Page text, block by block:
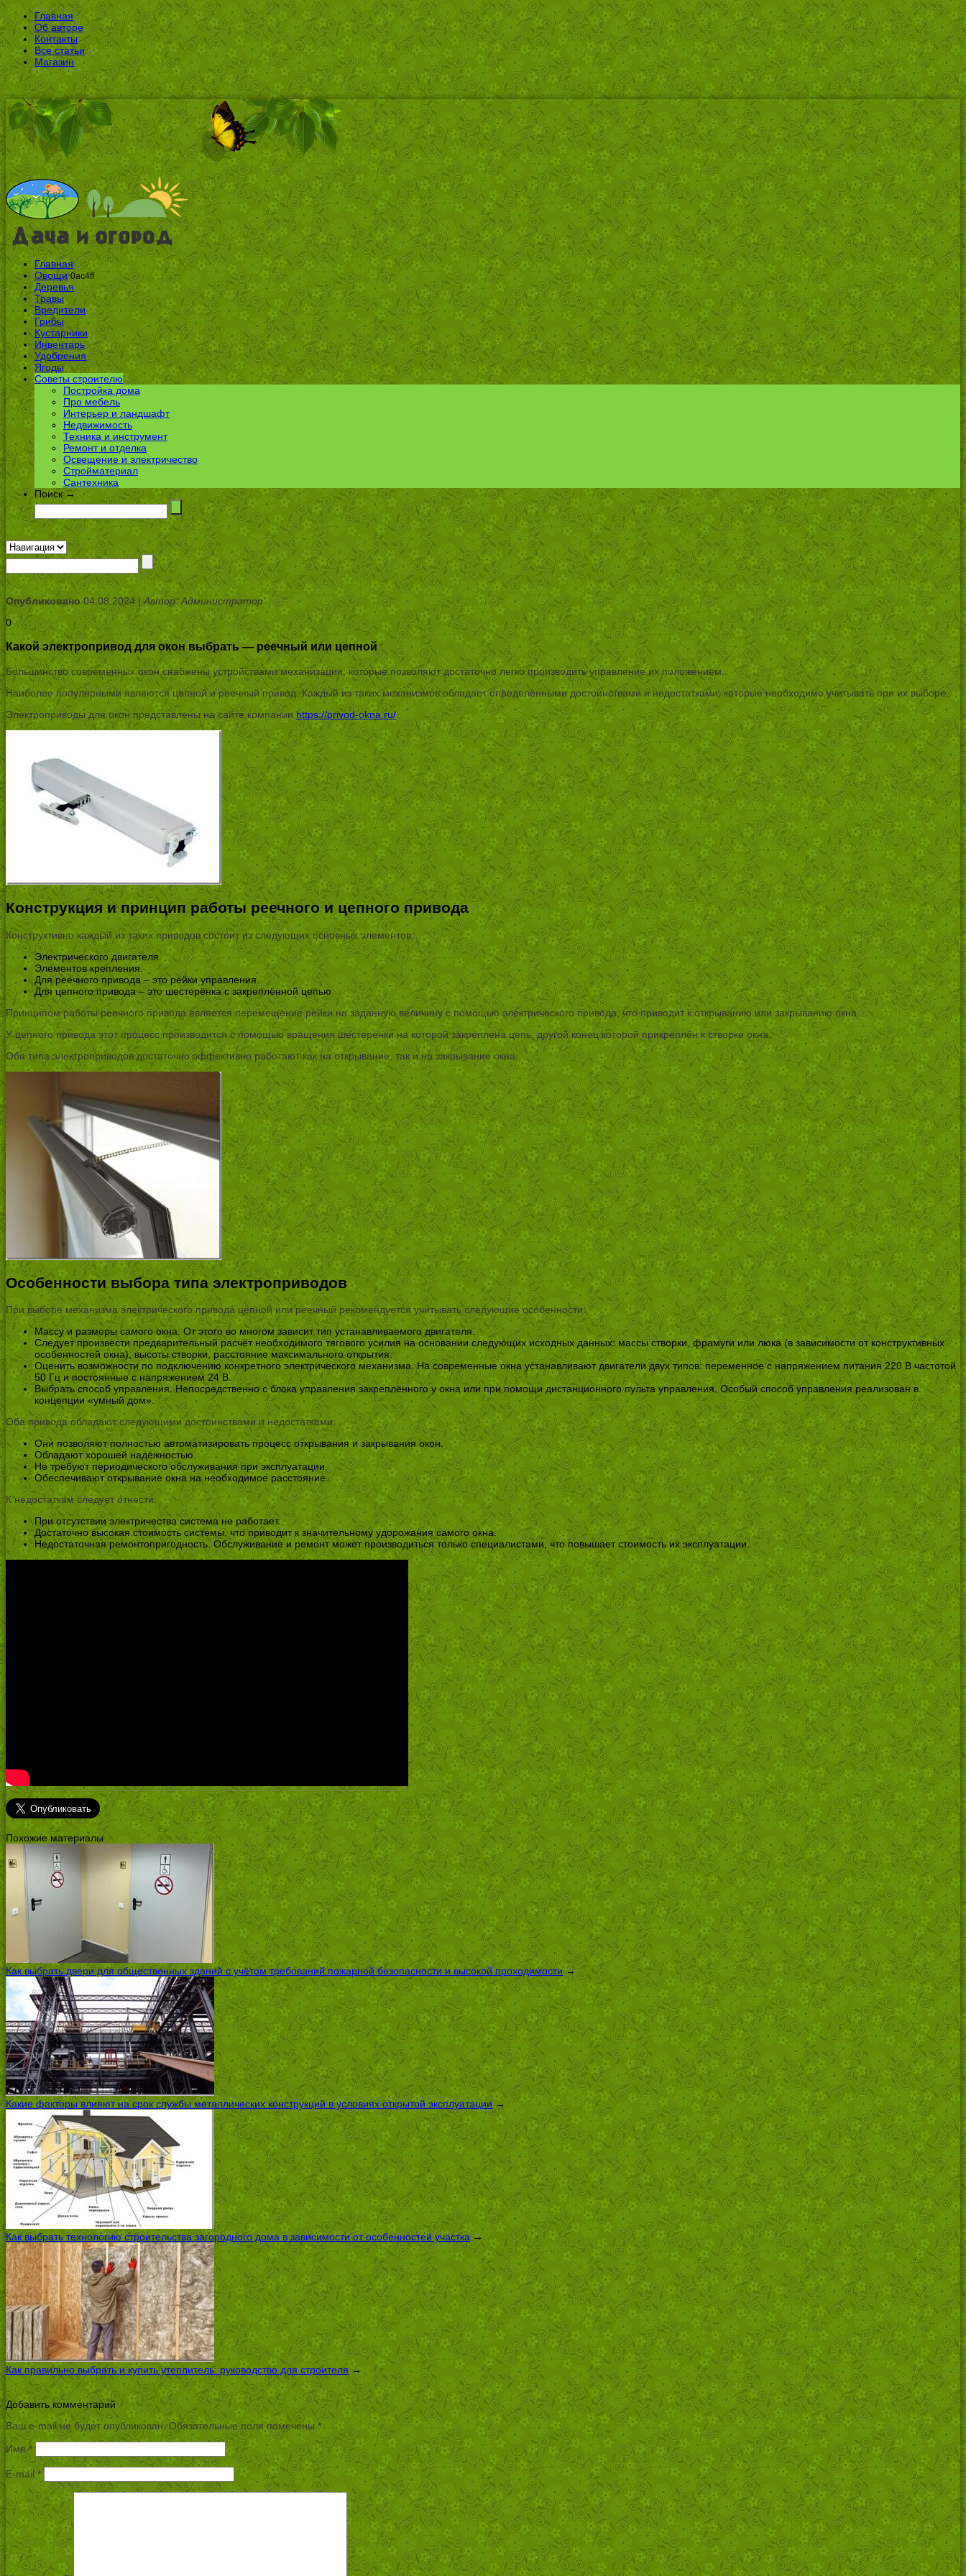
Главная
Об авторе
Контакты
Все статьи
Магазин
Главная
Овощи 0ac4ff
Деревья
Травы
Вредители
Грибы
Кустарники
Инвентарь
Удобрения
Ягоды
Советы строителю
Постройка дома
Про мебель
Интерьер и ландшафт
Недвижимость
Техника и инструмент
Ремонт и отделка
Освещение и электричество
Стройматериал
Сантехника
Поиск →
Опубликовано04.08.2024 |Автор: Администратор
0
Какой электропривод для окон выбрать — реечный или цепной
Большинство современных окон снабжены устройствами механизации, которые позволяют достаточно легко производить управление их положением.
Наиболее популярными являются цепной и реечный привод. Каждый из таких механизмов обладает определёнными достоинствами и недостатками, которые необходимо учитывать при их выборе.
Электроприводы для окон представлены на сайте компании https://privod-okna.ru/
Конструкция и принцип работы реечного и цепного привода
Конструктивно каждый из таких приводов состоит из следующих основных элементов:
Электрического двигателя.
Элементов крепления.
Для реечного привода – это рейки управления.
Для цепного привода – это шестерёнка с закреплённой цепью
Принципом работы реечного привода является перемещение рейки на заданную величину с помощью электрического привода, что приводит к открыванию или закрыванию окна.
У цепного привода этот процесс производится с помощью вращения шестерёнки на которой закреплена цепь, другой конец которой прикреплён к створке окна.
Оба типа электроприводов достаточно эффективно работают как на открывание, так и на закрывание окна.
Особенности выбора типа электроприводов
При выборе механизма электрического привода цепной или реечный рекомендуется учитывать следующие особенности:
Массу и размеры самого окна. От этого во многом зависит тип устанавливаемого двигателя.
Следует произвести предварительный расчёт необходимого тягового усилия на основании следующих исходных данных: массы створки, фрамуги или люка (в зависимости от конструктивных
особенностей окна), высоты створки, расстояние максимального открытия.
Оценить возможности по подключению конкретного электрического механизма. На современные окна устанавливают двигатели двух типов: переменное с напряжением питания 220 В частотой
50 Гц и постоянные с напряжением 24 В.
Выбрать способ управления. Непосредственно с блока управления закреплённого у окна или при помощи дистанционного пульта управления. Особый способ управления реализован в
концепции «умный дом».
Оба привода обладают следующими достоинствами и недостатками:
Они позволяют полностью автоматизировать процесс открывания и закрывания окон.
Обладают хорошей надёжностью.
Не требуют периодического обслуживания при эксплуатации.
Обеспечивают открывание окна на необходимое расстояние.
К недостаткам следует отнести:
При отсутствии электричества система не работает.
Достаточно высокая стоимость системы, что приводит к значительному удорожания самого окна.
Недостаточная ремонтопригодность. Обслуживание и ремонт может производиться только специалистами, что повышает стоимость их эксплуатации.
Похожие материалы
Как выбрать двери для общественных зданий с учётом требований пожарной безопасности и высокой проходимости→
Какие факторы влияют на срок службы металлических конструкций в условиях открытой эксплуатации→
Как выбрать технологию строительства загородного дома в зависимости от особенностей участка→
Как правильно выбрать и купить утеплитель: руководство для строителя→
Добавить комментарий
Ваш e-mail не будет опубликован.Обязательные поля помечены*
Имя*
E-mail*